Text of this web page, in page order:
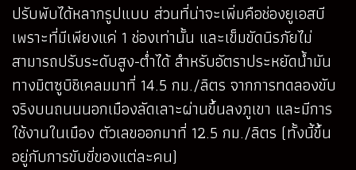
ปรับพับได้หลากรูปแบบ ส่วนที่น่าจะเพิ่มคือช่องยูเอสบี
เพราะที่มีเพียงแค่ 1 ช่องเท่านั้น และเข็มขัดนิรภัยไม่
สามารถปรับระดับสูง-ต่ำได้ สำหรับอัตราประหยัดน้ำมัน
ทางมิตซูบิชิเคลมมาที่ 14.5 กม./ลิตร จากการทดลองขับ
จริงบนถนนนอกเมืองลัดเลาะผ่านขึ้นลงภูเขา และมีการ
ใช้งานในเมือง ตัวเลขออกมาที่ 12.5 กม./ลิตร (ทั้งนี้ขึ้น
อยู่กับการขับขี่ของแต่ละคน)